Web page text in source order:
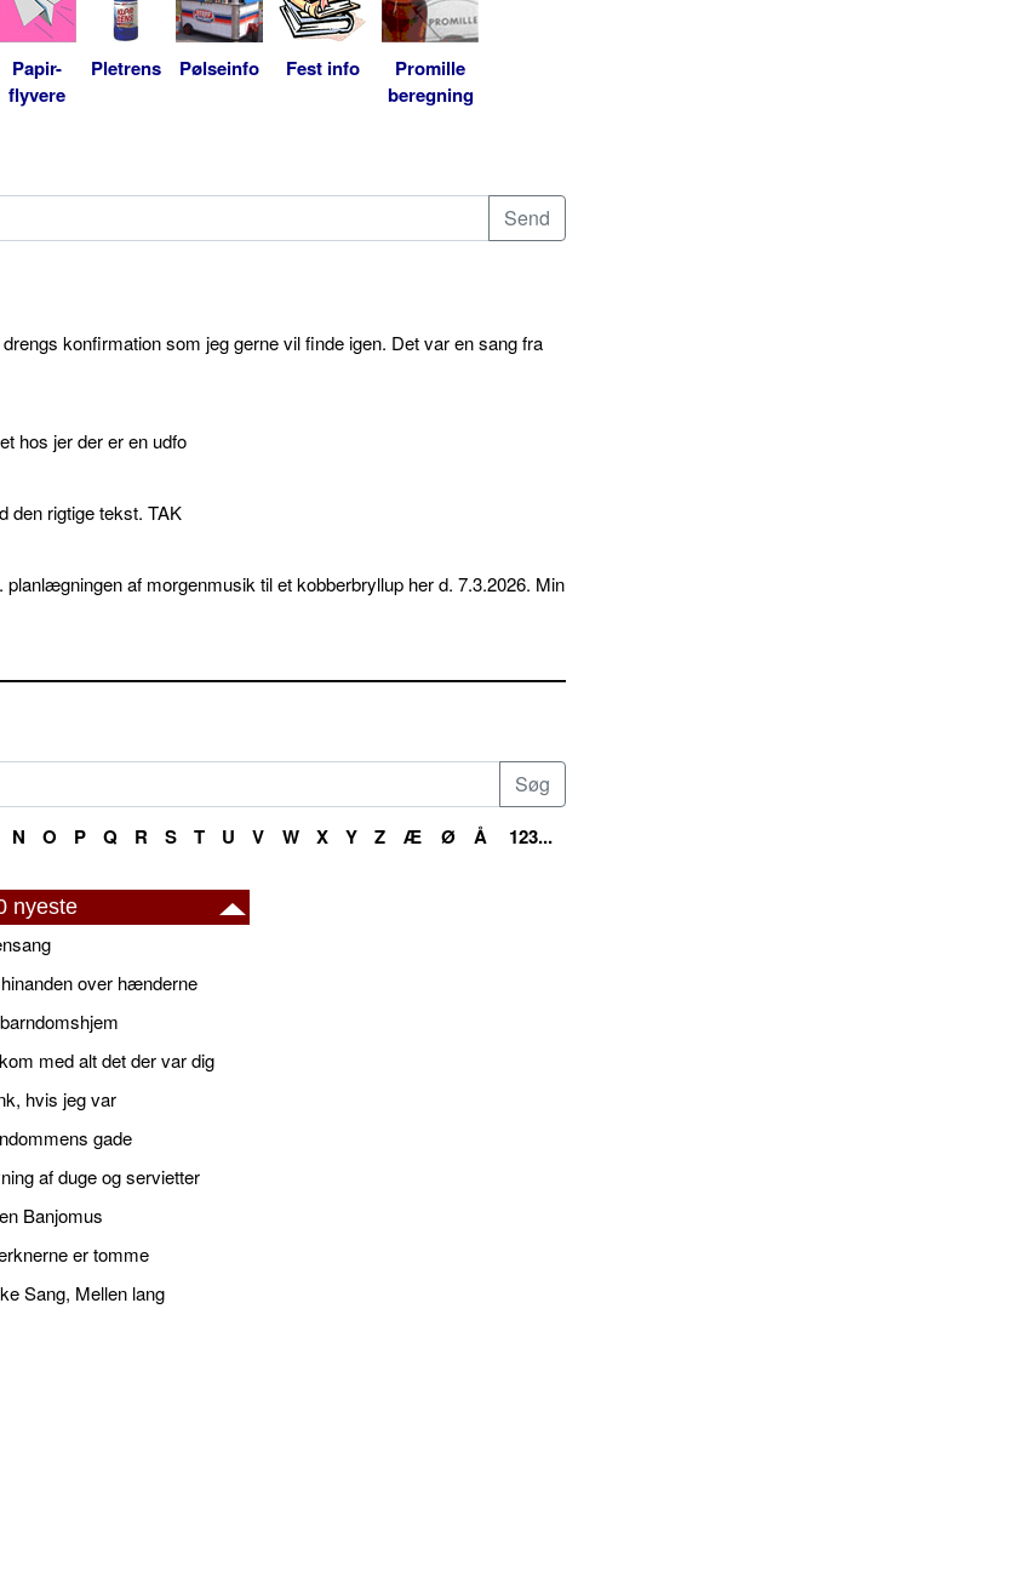
Papir-
flyvere
Pletrens Pølseinfo Fest info
Promille
beregning
konfirmation som jeg gerne vil finde igen. Det var en sang fra
hos jer der er en udfo
den rigtige tekst. TAK
af morgenmusik til et kobberbryllup her d. 7.3.2026. Min
N O P Q R S T U V W X Y Z Æ Ø Å 123...
nyeste
over hænderne
med alt det der var dig
hvis jeg var
gade
af duge og servietter
Banjomus
er tomme
Sang, Mellen lang